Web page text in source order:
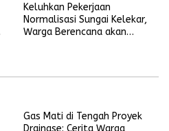
Keluhkan Pekerjaan
Normalisasi Sungai Kelekar,
Warga Berencana akan
Gas Mati di Tengah Proyek
Drainase: Cerita Warga